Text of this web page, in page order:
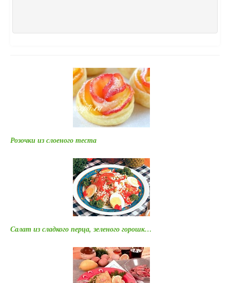
Розочки из слоеного теста
Салат из сладкого перца, зеленого горошк…